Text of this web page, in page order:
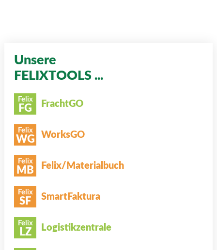
Unsere
FELIXTOOLS ...
Felix
FG FrachtGO
Felix
WG WorksGO
Felix
MB Felix/Materialbuch
Felix
SF SmartFaktura
Felix
LZ Logistikzentrale